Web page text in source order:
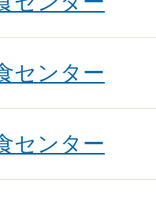
センター
センター